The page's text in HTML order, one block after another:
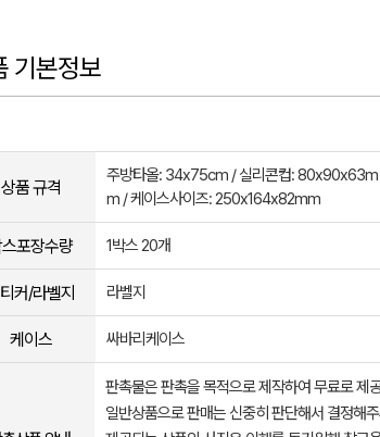
기본정보
상품 규격
주방타올: 34x75cm / 실리콘컵: 80x90x63m
m / 케이스사이즈: 250x164x82mm
포장수량 1박스 20개
커/라벨지 라벨지
케이스 싸바리케이스
판촉물은 판촉을 목적으로 제작하여 무료로 제
일반상품으로 판매는 신중히 판단해서 결정해